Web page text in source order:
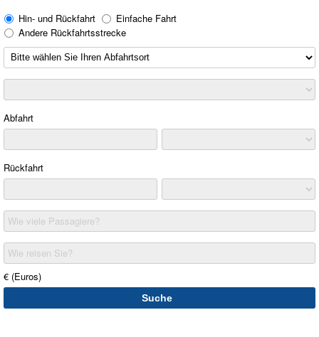
Hin- und Rückfahrt
Einfache Fahrt
Andere Rückfahrtsstrecke
Abfahrt
Rückfahrt
Wie viele Passagiere?
Wie reisen Sie?
€ (Euros)
Suche